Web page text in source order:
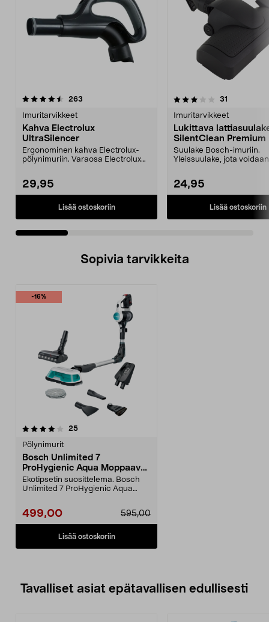
263
Imuritarvikkeet
Kahva Electrolux
UltraSilencer
Ergonominen kahva Electrolux-
pölynimuriin. Varaosa Electrolux
29,95
Lisää ostoskoriin
3.5 viidestä
31
Imuritarvikkeet
Lukittava
SilentClean Premium
Suulake Bosch-imuriin.
Yleissuulake, jota
24,95
Lisää ostoskoriin
5.0 viidestä
Sopivia tarvikkeita
-16%
25arvostelut
Pölynimurit
Bosch Unlimited 7
ProHygienic Aqua Moppaava
imuri
Ekotipsetin suosittelema. Bosch
Unlimited 7 ProHygienic Aqua
595,00
499,00
Lisää ostoskoriin
Tavalliset asiat epätavallisen edullisesti